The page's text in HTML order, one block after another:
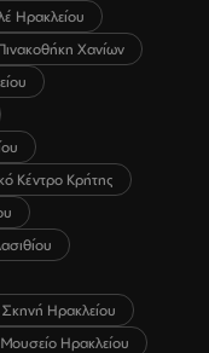
Ηρακλείου
Χανίων
Κέντρο Κρήτης
Ηρακλείου
Μουσείο Ηρακλείου